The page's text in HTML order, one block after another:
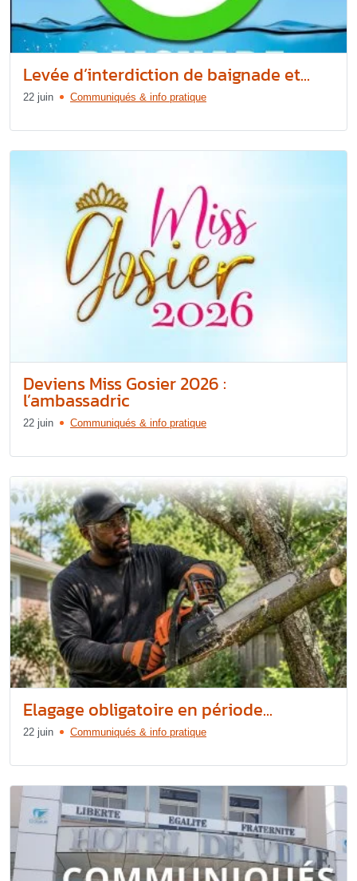
Levée d’interdiction de baignade et...
22 juin Communiqués & info pratique
Deviens Miss Gosier 2026 :
l’ambassadric
22 juin Communiqués & info pratique
Elagage obligatoire en période...
22 juin Communiqués & info pratique